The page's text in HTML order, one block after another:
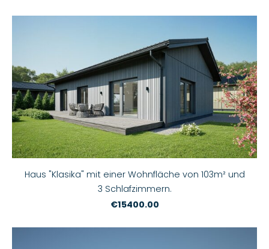
Haus "Klasika" mit einer Wohnfläche von 103m² und
3 Schlafzimmern.
€15400.00